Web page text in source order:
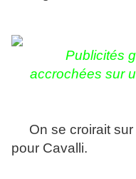
Publicités
accrochées sur
On se croirait sur
pour Cavalli.